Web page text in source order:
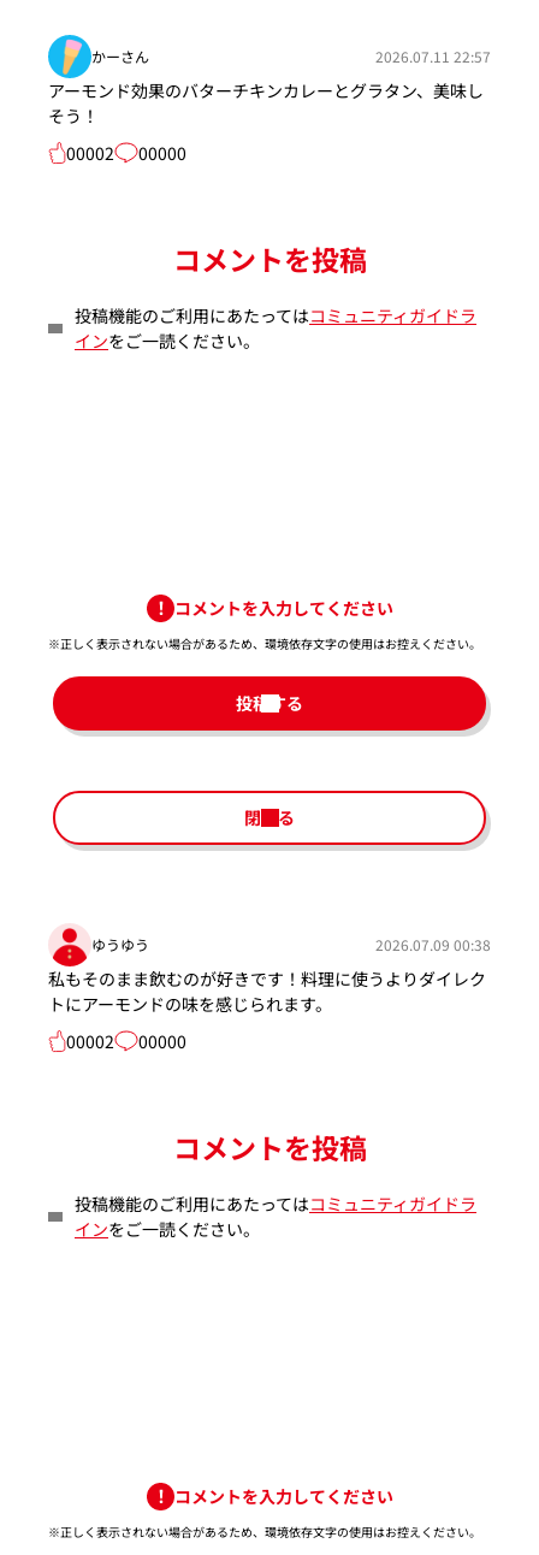
かーさん 2026.07.11 22:57
アーモンド効果のバターチキンカレーとグラタン、美味し
そう！
00002
00000
コメントを投稿
投稿機能のご利用にあたってはコミュニティガイドラ
インをご一読ください。
コメントを入力してください
※正しく表示されない場合があるため、環境依存文字の使用はお控えください。​
投稿する
閉じる
ゆうゆう 2026.07.09 00:38
私もそのまま飲むのが好きです！料理に使うよりダイレク
トにアーモンドの味を感じられます。
00002
00000
コメントを投稿
投稿機能のご利用にあたってはコミュニティガイドラ
インをご一読ください。
コメントを入力してください
※正しく表示されない場合があるため、環境依存文字の使用はお控えください。​